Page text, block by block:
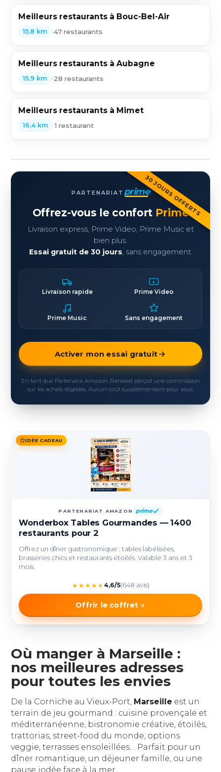
Meilleurs restaurants à Bouc-Bel-Air
15,8 km •47 restaurants
Meilleurs restaurants à Aubagne
15,9 km •28 restaurants
Meilleurs restaurants à Mimet
16,4 km •1 restaurant
30 JOURS OFFERTS
PARTENARIAT prime
Offrez-vous le confort Prime
Livraison express, Prime Video, Prime Music et
bien plus.
Essai gratuit de 30 jours, sans engagement.
Livraison rapide Prime Video
Prime Music Sans engagement
Activer mon essai gratuit
En tant que Partenaire Amazon, Rankeat perçoit une commission
sur les achats éligibles. Aucun coût supplémentaire pour vous.
IDÉE CADEAU
PARTENARIAT AMAZON prime
Wonderbox Tables Gourmandes — 1400
restaurants pour 2
Offrez un dîner gastronomique : tables labélisées,
brasseries chics et restaurants étoilés. Valable 3 ans et 3
mois.
★★★★★ 4,6/5(648 avis)
Offrir le coffret
Où manger à Marseille :
nos meilleures adresses
pour toutes les envies
De la Corniche au Vieux-Port, Marseille est un
terrain de jeu gourmand : cuisine provençale et
méditerranéenne, bistronomie créative, étoilés,
trattorias, street-food du monde, options
veggie, terrasses ensoleillées… Parfait pour un
dîner romantique, un déjeuner famille, ou une
pause iodée face à la mer.